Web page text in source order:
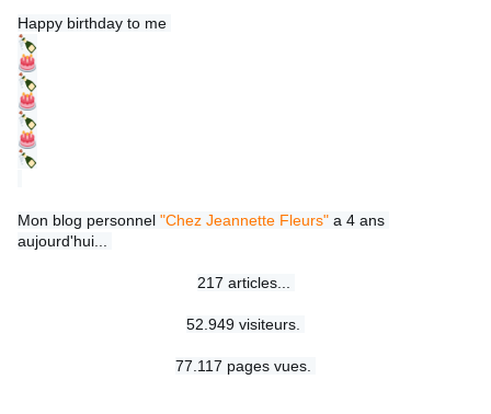
Happy birthday to me
Mon blog personnel "Chez Jeannette Fleurs" a 4 ans
aujourd'hui...
217 articles...
52.949 visiteurs.
77.117 pages vues.